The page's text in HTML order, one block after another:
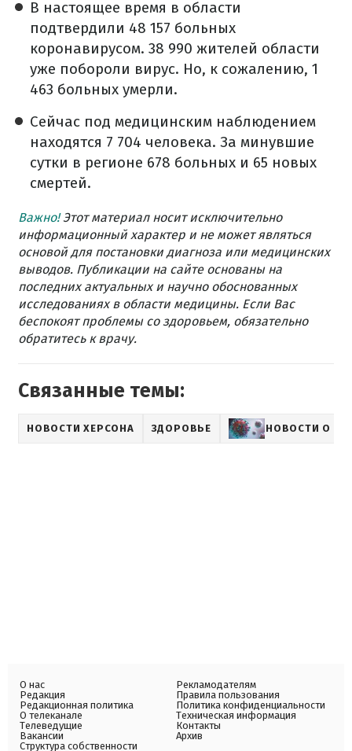
В настоящее время в области
подтвердили 48 157 больных
коронавирусом. 38 990 жителей области
уже побороли вирус. Но, к сожалению, 1
463 больных умерли.
Сейчас под медицинским наблюдением
находятся 7 704 человека. За минувшие
сутки в регионе 678 больных и 65 новых
смертей.
Важно!Этот материал носит исключительно
информационный характер и не может являться
основой для постановки диагноза или медицинских
выводов. Публикации на сайте основаны на
последних актуальных и научно обоснованных
исследованиях в области медицины. Если Вас
беспокоят проблемы со здоровьем, обязательно
обратитесь к врачу.
Связанные темы:
НОВОСТИ ХЕРСОНА ЗДОРОВЬЕ НОВОСТИ О
О нас
Редакция
Редакционная политика
О телеканале
Телеведущие
Вакансии
Структура собственности
Рекламодателям
Правила пользования
Политика конфиденциальности
Техническая информация
Контакты
Архив